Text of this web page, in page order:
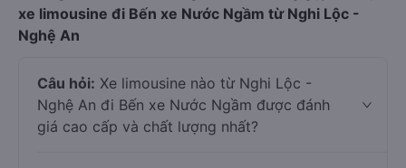
xe limousine đi Bến xe Nước Ngầm từ Nghi Lộc -
Nghệ An
Câu hỏi: Xe limousine nào từ Nghi Lộc -
Nghệ An đi Bến xe Nước Ngầm được đánh
giá cao cấp và chất lượng nhất?